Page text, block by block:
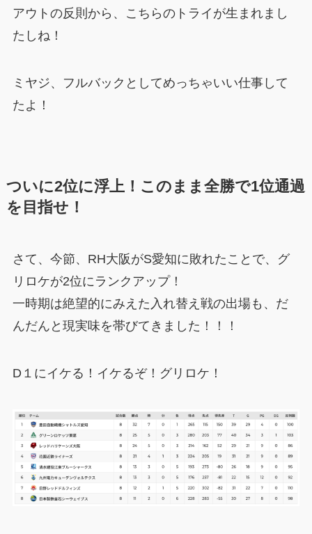
アウトの反則から、こちらのトライが生まれまし
たしね！
ミヤジ、フルバックとしてめっちゃいい仕事して
たよ！
ついに2位に浮上！このまま全勝で1位通過
を目指せ！
さて、今節、RH大阪がS愛知に敗れたことで、グ
リロケが2位にランクアップ！
一時期は絶望的にみえた入れ替え戦の出場も、だ
んだんと現実味を帯びてきました！！！
D１にイケる！イケるぞ！グリロケ！